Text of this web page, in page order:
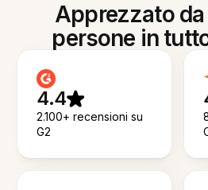
Apprezzato
persone in
4.4
2.100+ recensioni su
G2